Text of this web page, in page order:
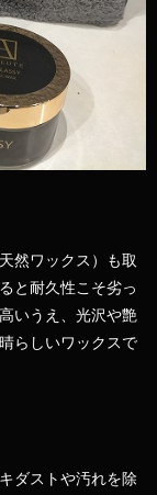
然ワックス）も取
と耐久性こそ劣っ
いうえ、 光沢や艶
らしいワックスで
ダストや汚れを除